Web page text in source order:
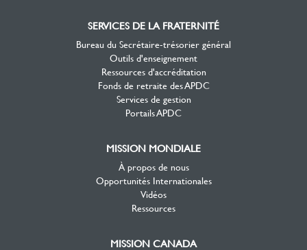
SERVICES DE LA FRATERNITÉ
Bureau du Secrétaire-trésorier général
Outils d'enseignement
Ressources d'accréditation
Fonds de retraite des APDC
Services de gestion
Portails APDC
MISSION MONDIALE
À propos de nous
Opportunités Internationales
Vidéos
Ressources
MISSION CANADA